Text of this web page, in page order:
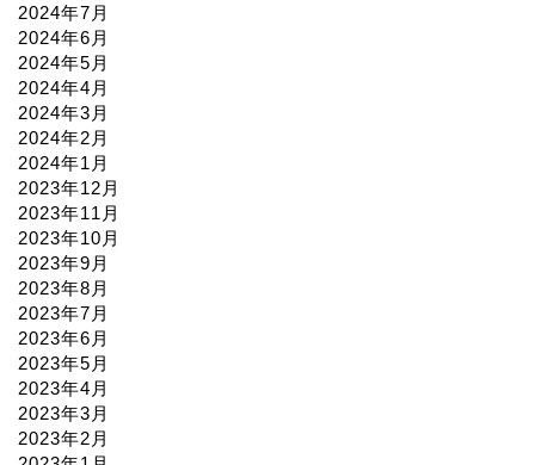
2024年7月
2024年6月
2024年5月
2024年4月
2024年3月
2024年2月
2024年1月
2023年12月
2023年11月
2023年10月
2023年9月
2023年8月
2023年7月
2023年6月
2023年5月
2023年4月
2023年3月
2023年2月